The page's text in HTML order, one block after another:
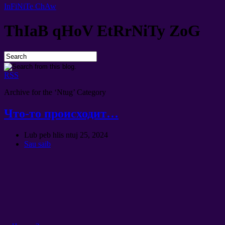
InFiNiTe ChAw
ThIaB qHoV EtRrNiTy ZoG
RSS
Archive for the ‘Ntug’ Category
Что-то происходит…
Lub peb hlis ntuj 25, 2024
Sau saib